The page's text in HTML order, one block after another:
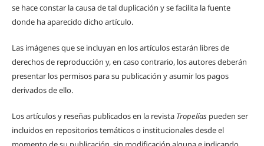
se hace constar la causa de tal duplicación y se facilita la fuente
donde ha aparecido dicho artículo.
Las imágenes que se incluyan en los artículos estarán libres de
derechos de reproducción y, en caso contrario, los autores deberán
presentar los permisos para su publicación y asumir los pagos
derivados de ello.
Los artículos y reseñas publicados en la revista Tropelíaspueden ser
incluidos en repositorios temáticos o institucionales desde el